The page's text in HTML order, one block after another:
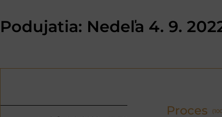
Podujatia: Nedeľa 4. 9.
Proces